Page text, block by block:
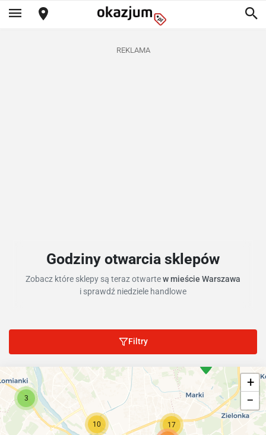
REKLAMA
Godziny otwarcia sklepów
Zobacz które sklepy są teraz otwartew mieście Warszawa
i sprawdź niedziele handlowe
Filtry
17
10
3
+
−